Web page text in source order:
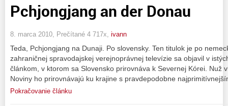
Pchjongjang an der Donau
8. marca 2010, Prečítané 4 717x, ivann
Teda, Pchjongjang na Dunaji. Po slovensky. Ten titulok je po
zahraničnej spravodajskej verejnoprávnej televízie sa objavil v
článkom, v ktorom sa Slovensko prirovnáva k Severnej Kórei. Nuž
Noviny ho prirovnávajú ku krajine s pravdepodobne
Pokračovanie článku